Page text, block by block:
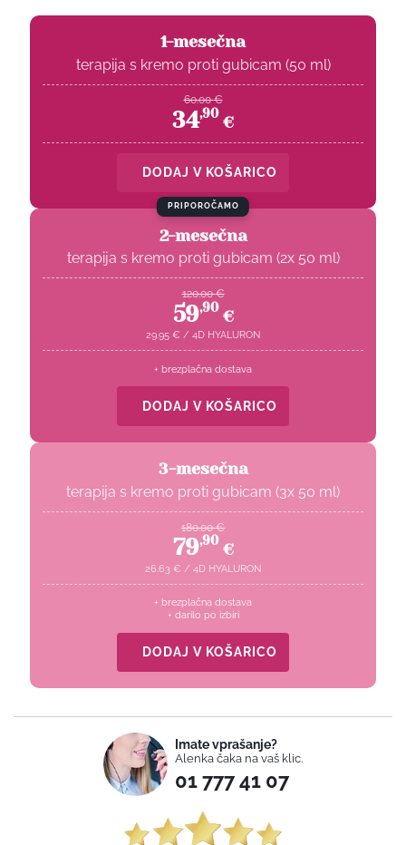
1-mesečna
terapija s kremo proti gubicam (50 ml)
60.00 €
34,90 €
DODAJ V KOŠARICO
PRIPOROČAMO
2-mesečna
terapija s kremo proti gubicam (2x 50 ml)
120.00 €
59,90 €
29.95 € / 4D HYALURON
+ brezplačna dostava
DODAJ V KOŠARICO
3-mesečna
terapija s kremo proti gubicam (3x 50 ml)
180.00 €
79,90 €
26.63 € / 4D HYALURON
+ brezplačna dostava
+ darilo po izbiri
DODAJ V KOŠARICO
Imate vprašanje?
Alenka čaka na vaš klic.
01 777 41 07